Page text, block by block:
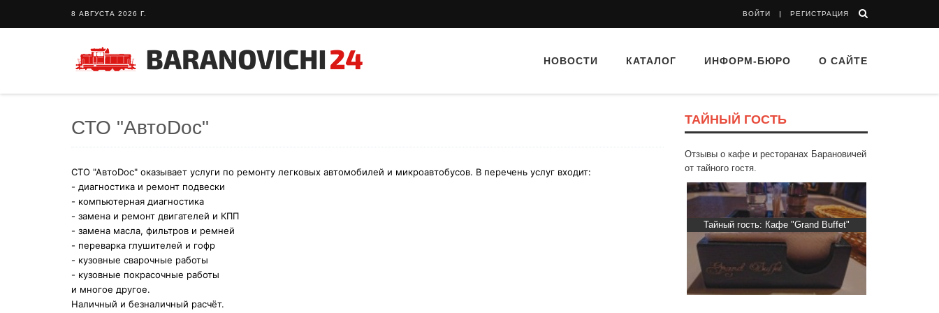
8 АВГУСТА 2026 Г. ВОЙТИ РЕГИСТРАЦИЯ
НОВОСТИ КАТАЛОГ ИНФОРМ-БЮРО О САЙТЕ
СТО "АвтоDoc"
СТО "АвтоDoc" оказывает услуги по ремонту легковых автомобилей и микроавтобусов. В перечень услуг входит:
- диагностика и ремонт подвески
- компьютерная диагностика
- замена и ремонт двигателей и КПП
- замена масла, фильтров и ремней
- переварка глушителей и гофр
- кузовные сварочные работы
- кузовные покрасочные работы
и многое другое.
Наличный и безналичный расчёт.
ТАЙНЫЙ ГОСТЬ
Отзывы о кафе и ресторанах Барановичей
от тайного гостя.
Тайный гость: Кафе "Grand Buffet"